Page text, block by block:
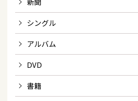
シングル
アルバム
DVD
書籍